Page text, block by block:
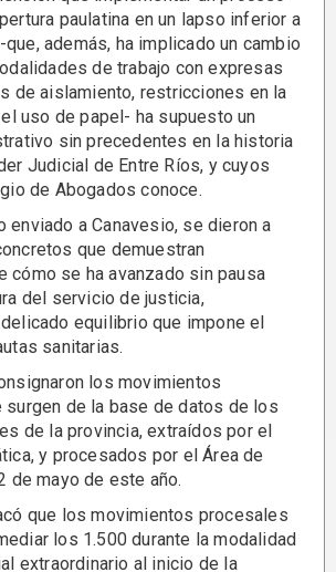
paulatina en un lapso inferior a
además, ha implicado un cambio
de trabajo con expresas
de aislamiento, restricciones en la
uso de papel- ha supuesto un
sin precedentes en la historia
Judicial de Entre Ríos, y cuyos
de Abogados conoce.
enviado a Canavesio, se dieron a
que demuestran
cómo se ha avanzado sin pausa
del servicio de justicia,
equilibrio que impone el
sanitarias.
los movimientos
surgen de la base de datos de los
de la provincia, extraídos por el
y procesados por el Área de
de mayo de este año.
que los movimientos procesales
los 1.500 durante la modalidad
extraordinario al inicio de la